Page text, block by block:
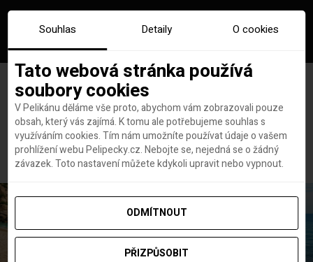
Hlavní stránka Panenské ostrovy
Štítek:Panenské ostrovy
Souhlas Detaily O cookies
Tato webová stránka používá
soubory cookies
V Pelikánu děláme vše proto, abychom vám zobrazovali pouze
obsah, který vás zajímá. K tomu ale potřebujeme souhlas s
využíváním cookies. Tím nám umožníte používat údaje o vašem
prohlížení webu Pelipecky.cz. Nebojte se, nejedná se o žádný
závazek. Toto nastavení můžete kdykoli upravit nebo vypnout.
ODMÍTNOUT
PŘIZPŮSOBIT